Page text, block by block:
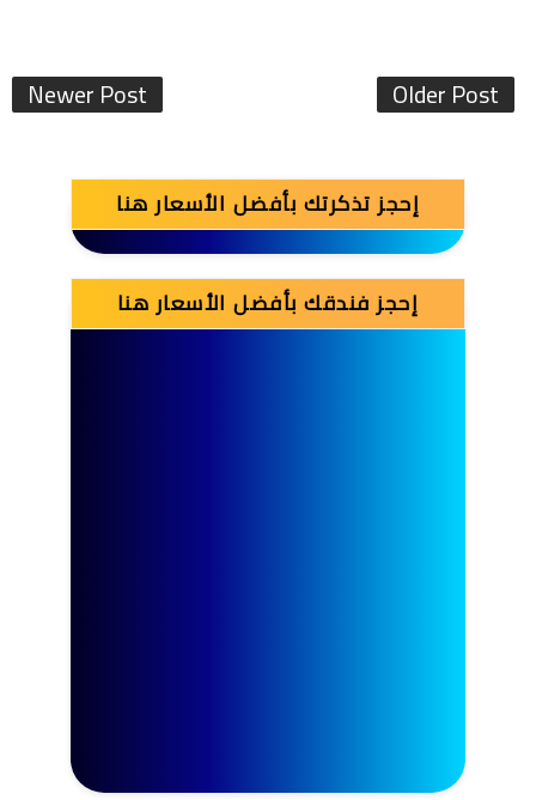
Newer Post Older Post
إحجز تذكرتك بأفضل الأسعار هنا
إحجز فندقك بأفضل الأسعار هنا